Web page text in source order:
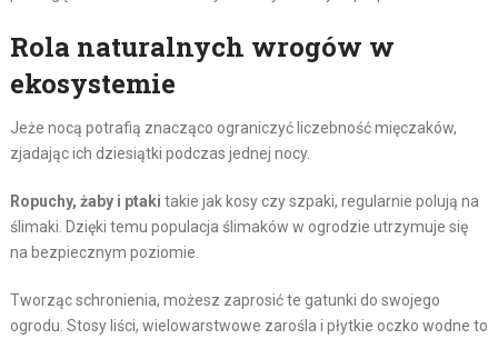
Rola naturalnych wrogów w
ekosystemie
Jeże nocą potrafią znacząco ograniczyć liczebność mięczaków,
zjadając ich dziesiątki podczas jednej nocy.
Ropuchy, żaby i ptaki takie jak kosy czy szpaki, regularnie polują na
ślimaki. Dzięki temu populacja ślimaków w ogrodzie utrzymuje się
na bezpiecznym poziomie.
Tworząc schronienia, możesz zaprosić te gatunki do swojego
ogrodu. Stosy liści, wielowarstwowe zarośla i płytkie oczko wodne to